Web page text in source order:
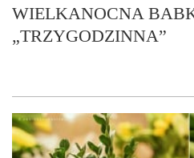
WIELKANOCNA
„TRZYGODZINNA”